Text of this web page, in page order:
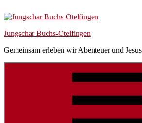
to
to
to
Jungschar Buchs-Otelfingen
Gemeinsam erleben wir Abenteuer und Jesus